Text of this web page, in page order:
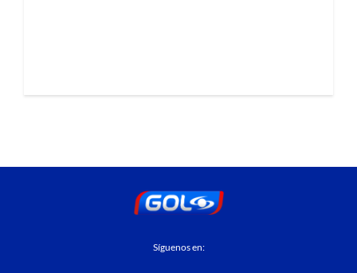
Síguenos en: